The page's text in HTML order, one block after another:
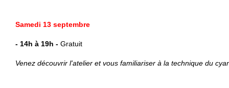
Samedi 13 septembre
- 14h à 19h - Gratuit
Venez découvrir l'atelier et vous familiariser à la technique du